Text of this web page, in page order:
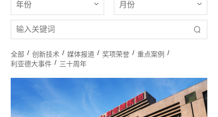
年份 月份
全部 / 创新技术 / 媒体报道 / 奖项荣誉 / 重点案例 /
利亚德大事件 / 三十周年